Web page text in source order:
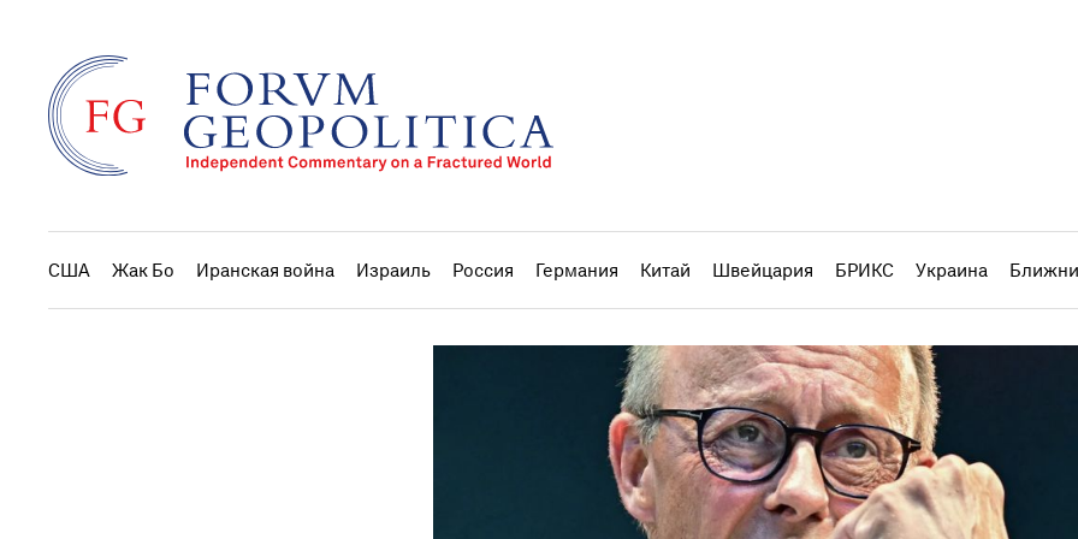
США Жак Бо Иранская война Израиль Россия Германия Китай Швейцария БРИКС Украина